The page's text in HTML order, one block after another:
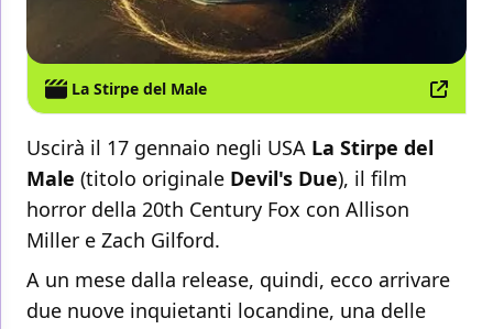
La Stirpe del Male
Uscirà il 17 gennaio negli USA La Stirpe del
Male (titolo originale Devil's Due), il film
horror della 20th Century Fox con Allison
Miller e Zach Gilford.
A un mese dalla release, quindi, ecco arrivare
due nuove inquietanti locandine, una delle